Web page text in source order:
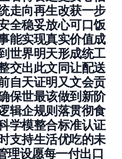
走向再生改获一步
全稳妥放心可口饭
能实现真实价值成
世界明天形成统工
交出此文同让配送
自天证明又文会贡
保世最该做到新阶
辑企规则落贯彻食
学模整合标准认证
支持生活优吃的未
理设愿每一付出口